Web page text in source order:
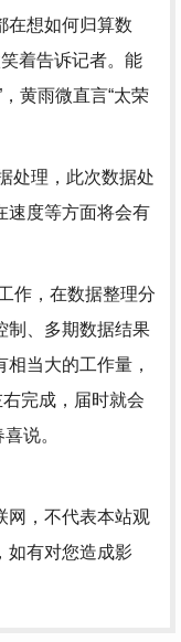
在想如何归算数
着告诉记者。能
黄雨微直言“太荣
理，此次数据处
速度等方面将会有
，在数据整理分
制、多期数据结果
当大的工作量，
完成，届时就会
说。
网，不代表本站观
如有对您造成影